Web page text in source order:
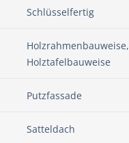
Schlüsselfertig
Holzrahmenbauweise,
Holztafelbauweise
Putzfassade
Satteldach